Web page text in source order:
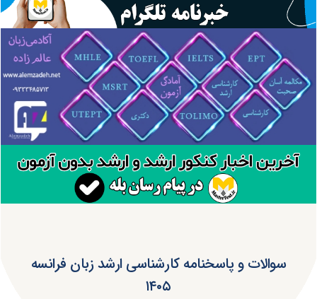
سوالات و پاسخنامه کارشناسی ارشد زبان فرانسه
۱۴۰۵